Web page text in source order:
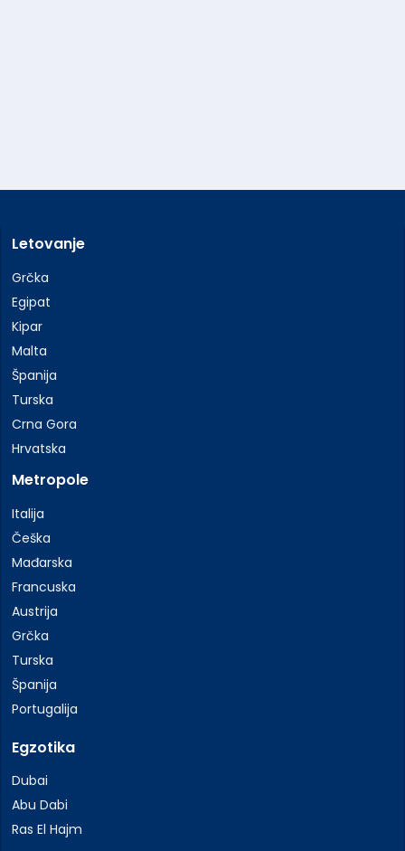
Letovanje
Grčka
Egipat
Kipar
Malta
Španija
Turska
Crna Gora
Hrvatska
Metropole
Italija
Češka
Mađarska
Francuska
Austrija
Grčka
Turska
Španija
Portugalija
Egzotika
Dubai
Abu Dabi
Ras El Hajm